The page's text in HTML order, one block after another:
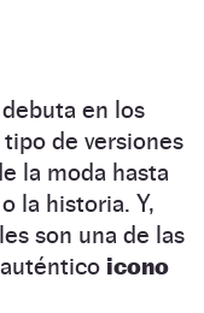
debuta en los
de versiones
la moda hasta
la historia. Y,
son una de las
icono